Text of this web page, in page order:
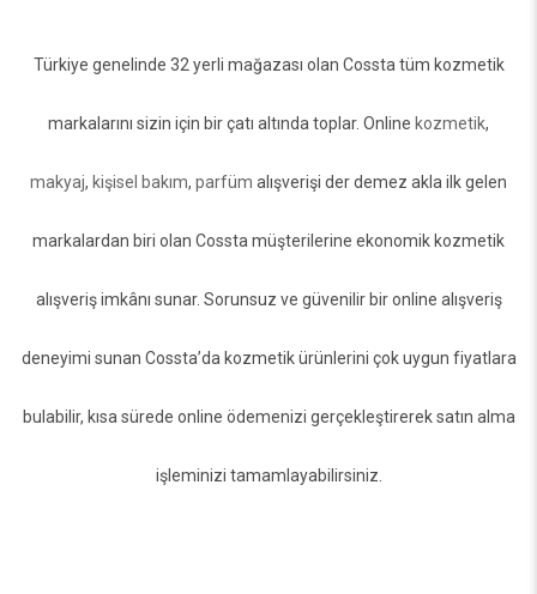
Türkiye genelinde 32 yerli mağazası olan Cossta tüm kozmetik
markalarını sizin için bir çatı altında toplar. Online kozmetik,
makyaj, kişisel bakım, parfüm alışverişi der demez akla ilk gelen
markalardan biri olan Cossta müşterilerine ekonomik kozmetik
alışveriş imkânı sunar. Sorunsuz ve güvenilir bir online alışveriş
deneyimi sunan Cossta’da kozmetik ürünlerini çok uygun fiyatlara
bulabilir, kısa sürede online ödemenizi gerçekleştirerek satın alma
işleminizi tamamlayabilirsiniz.